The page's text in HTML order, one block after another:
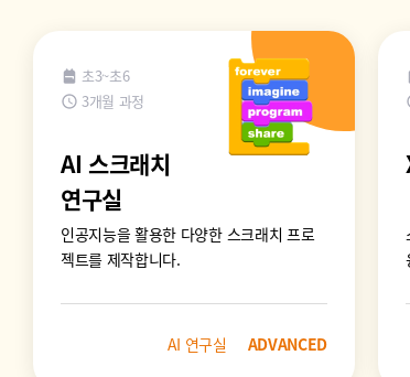
초3~초6
3개월 과정
AI 스크래치
연구실
인공지능을 활용한 다양한 스크래치 프로
젝트를 제작합니다.
AI 연구실 ADVANCED